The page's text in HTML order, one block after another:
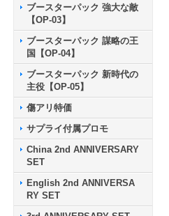
ブースターパック 強大な敵
【OP-03】
ブースターパック 謀略の王
国【OP-04】
ブースターパック 新時代の
主役【OP-05】
傷アリ特価
サプライ付属プロモ
China 2nd ANNIVERSARY
SET
English 2nd ANNIVERSA
RY SET